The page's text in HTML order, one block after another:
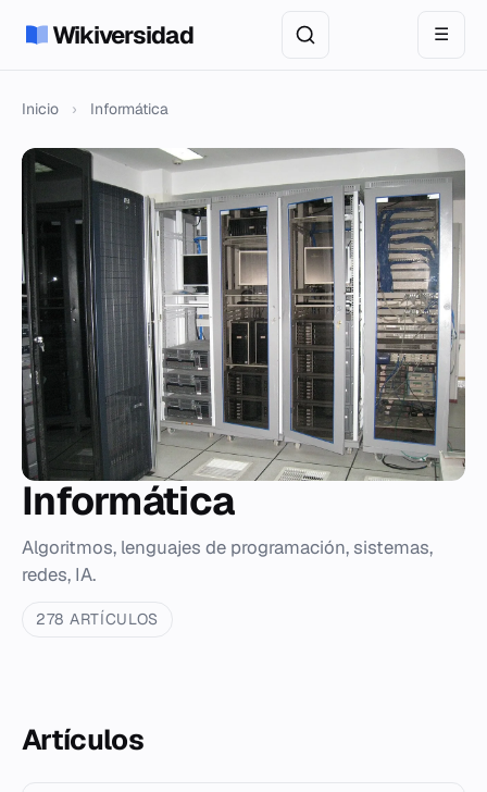
Wikiversidad ☰
Inicio › Informática
Informática
Algoritmos, lenguajes de programación, sistemas,
redes, IA.
278 ARTÍCULOS
Artículos